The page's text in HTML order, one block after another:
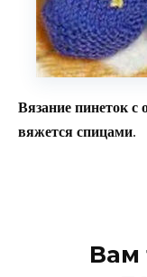
Вязание пинеток с
вяжется спицами.
Вам